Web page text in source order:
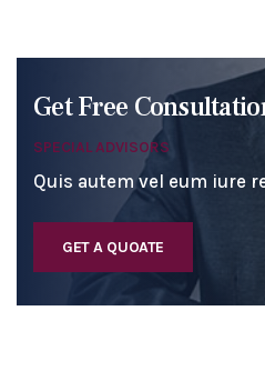
Get Free
SPECIAL ADVISORS
Quis autem vel eum iure
GET A QUOATE